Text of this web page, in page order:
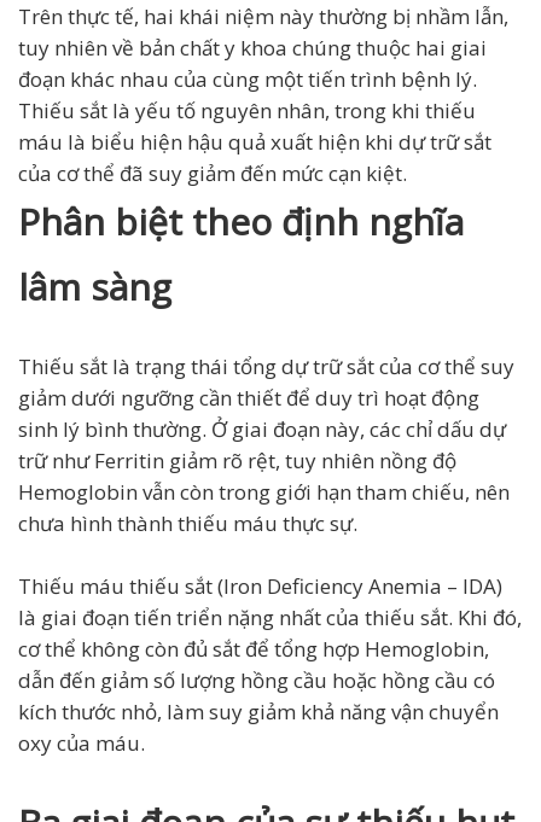
Trên thực tế, hai khái niệm này thường bị nhầm lẫn,
tuy nhiên về bản chất y khoa chúng thuộc hai giai
đoạn khác nhau của cùng một tiến trình bệnh lý.
Thiếu sắt là yếu tố nguyên nhân, trong khi thiếu
máu là biểu hiện hậu quả xuất hiện khi dự trữ sắt
của cơ thể đã suy giảm đến mức cạn kiệt.
Phân biệt theo định nghĩa
lâm sàng
Thiếu sắt là trạng thái tổng dự trữ sắt của cơ thể suy
giảm dưới ngưỡng cần thiết để duy trì hoạt động
sinh lý bình thường. Ở giai đoạn này, các chỉ dấu dự
trữ như Ferritin giảm rõ rệt, tuy nhiên nồng độ
Hemoglobin vẫn còn trong giới hạn tham chiếu, nên
chưa hình thành thiếu máu thực sự.
Thiếu máu thiếu sắt (Iron Deficiency Anemia – IDA)
là giai đoạn tiến triển nặng nhất của thiếu sắt. Khi đó,
cơ thể không còn đủ sắt để tổng hợp Hemoglobin,
dẫn đến giảm số lượng hồng cầu hoặc hồng cầu có
kích thước nhỏ, làm suy giảm khả năng vận chuyển
oxy của máu.